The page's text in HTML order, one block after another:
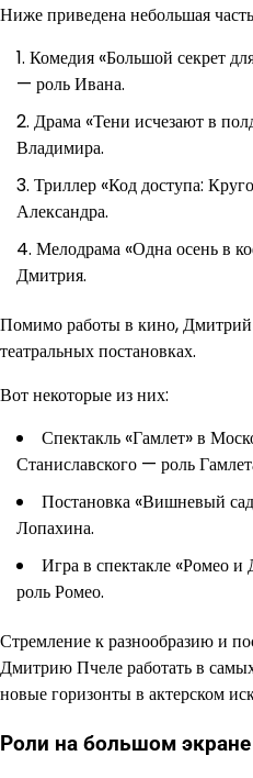
Ниже приведена небольшая
Комедия «Большой секрет
— роль Ивана.
Драма «Тени исчезают в
Владимира.
Триллер «Код доступа:
Александра.
Мелодрама «Одна осень в
Дмитрия.
Помимо работы в кино, Дмитрий
театральных постановках.
Вот некоторые из них:
Спектакль «Гамлет» в
Станиславского — роль
Постановка «Вишневый
Лопахина.
Игра в спектакле «Ромео
роль Ромео.
Стремление к разнообразию и
Дмитрию Пчеле работать в
новые горизонты в актерском
Роли на большом экране